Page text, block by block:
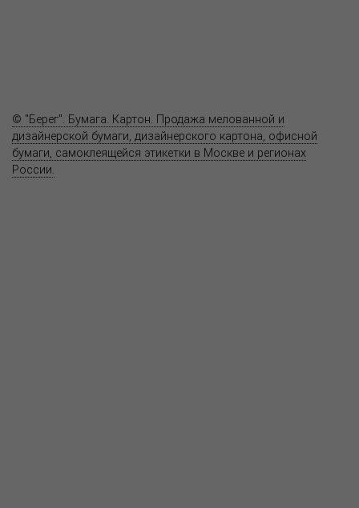
© "Берег". Бумага. Картон. Продажа мелованной и
дизайнерской бумаги, дизайнерского картона, офисной
бумаги, самоклеящейся этикетки в Москве и регионах
России.